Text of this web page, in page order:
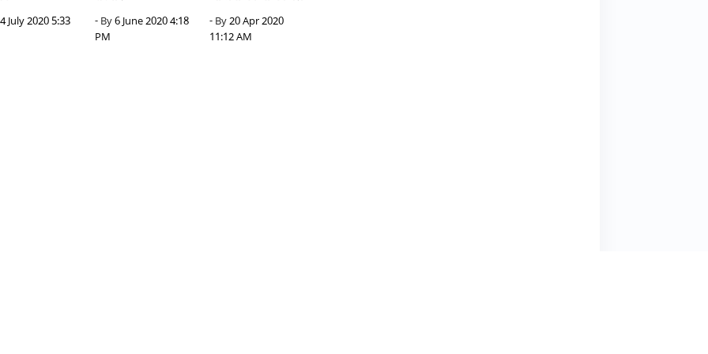
4 July 2020 5:33
- By6 June 2020 4:18
PM
- By20 Apr 2020
11:12 AM